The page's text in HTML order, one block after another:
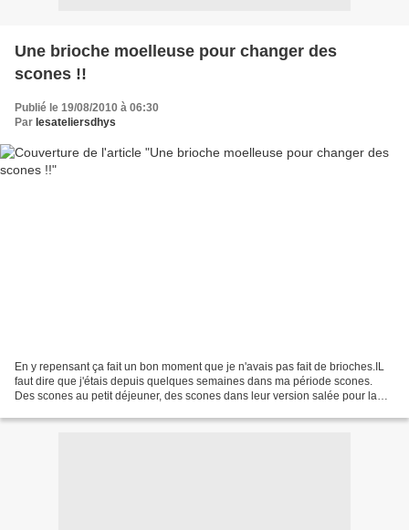
Une brioche moelleuse pour changer des
scones !!
Publié le 19/08/2010 à 06:30
Par lesateliersdhys
En y repensant ça fait un bon moment que je n'avais pas fait de brioches.IL
faut dire que j'étais depuis quelques semaines dans ma période scones.
Des scones au petit déjeuner, des scones dans leur version salée pour la